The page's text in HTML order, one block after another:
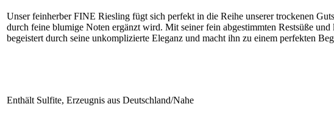
Unser feinherber FINE Riesling fügt sich perfekt in die Reihe unserer trockenen
durch feine blumige Noten ergänzt wird. Mit seiner fein abgestimmten Restsüße
begeistert durch seine unkomplizierte Eleganz und macht ihn zu einem perfekten
Enthält Sulfite, Erzeugnis aus Deutschland/Nahe